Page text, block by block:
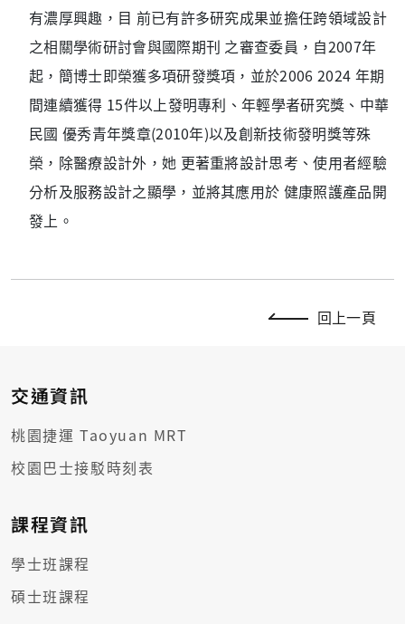
有濃厚興趣，目 前已有許多研究成果並擔任跨領域設計
之相關學術研討會與國際期刊 之審查委員，自2007年
起，簡博士即榮獲多項研發獎項，並於2006 2024 年期
間連續獲得 15件以上發明專利、年輕學者研究獎、中華
民國 優秀青年獎章(2010年)以及創新技術發明獎等殊
榮，除醫療設計外，她 更著重將設計思考、使用者經驗
分析及服務設計之顯學，並將其應用於 健康照護產品開
發上。
回上一頁
交通資訊
桃園捷運 Taoyuan MRT
校園巴士接駁時刻表
課程資訊
學士班課程
碩士班課程